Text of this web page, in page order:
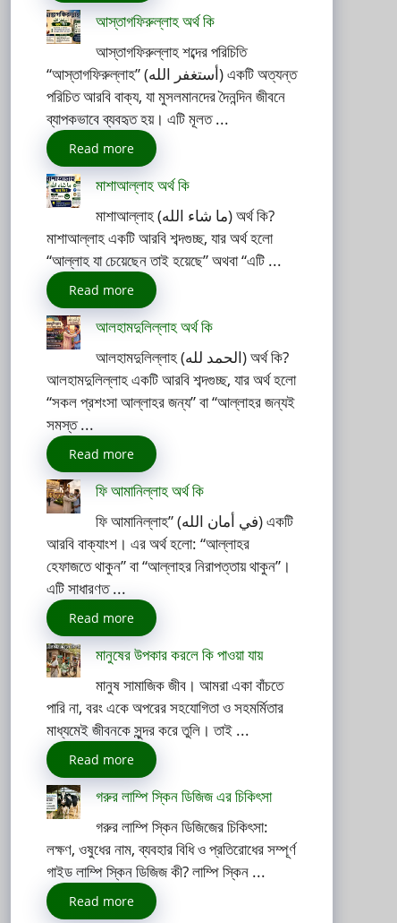
আস্তাগফিরুল্লাহ অর্থ কি
আস্তাগফিরুল্লাহ শব্দের পরিচিতি
“আস্তাগফিরুল্লাহ” (أستغفر الله) একটি অত্যন্ত
পরিচিত আরবি বাক্য, যা মুসলমানদের দৈনন্দিন জীবনে
ব্যাপকভাবে ব্যবহৃত হয়। এটি মূলত ...
Read more
মাশাআল্লাহ অর্থ কি
মাশাআল্লাহ (ما شاء الله) অর্থ কি?
মাশাআল্লাহ একটি আরবি শব্দগুচ্ছ, যার অর্থ হলো
“আল্লাহ যা চেয়েছেন তাই হয়েছে” অথবা “এটি ...
Read more
আলহামদুলিল্লাহ অর্থ কি
আলহামদুলিল্লাহ (الحمد لله) অর্থ কি?
আলহামদুলিল্লাহ একটি আরবি শব্দগুচ্ছ, যার অর্থ হলো
“সকল প্রশংসা আল্লাহর জন্য” বা “আল্লাহর জন্যই
সমস্ত ...
Read more
ফি আমানিল্লাহ অর্থ কি
ফি আমানিল্লাহ” (في أمان الله) একটি
আরবি বাক্যাংশ। এর অর্থ হলো: “আল্লাহর
হেফাজতে থাকুন” বা “আল্লাহর নিরাপত্তায় থাকুন”।
এটি সাধারণত ...
Read more
মানুষের উপকার করলে কি পাওয়া যায়
মানুষ সামাজিক জীব। আমরা একা বাঁচতে
পারি না, বরং একে অপরের সহযোগিতা ও সহমর্মিতার
মাধ্যমেই জীবনকে সুন্দর করে তুলি। তাই ...
Read more
গরুর লাম্পি স্কিন ডিজিজ এর চিকিৎসা
গরুর লাম্পি স্কিন ডিজিজের চিকিৎসা:
লক্ষণ, ওষুধের নাম, ব্যবহার বিধি ও প্রতিরোধের সম্পূর্ণ
গাইড লাম্পি স্কিন ডিজিজ কী? লাম্পি স্কিন ...
Read more